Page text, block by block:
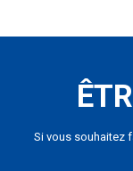
Si vous souhaitez